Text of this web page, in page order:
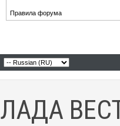
Правила форума
ЛАДА